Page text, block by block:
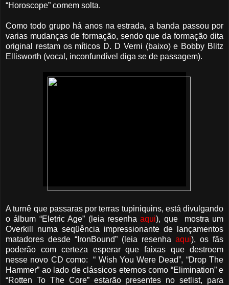
“Horoscope” comem solta.
Como todo grupo há anos na estrada, a banda passou por
varias mudanças de formação, sendo que da formação dita
original restam os míticos D. D Verni (baixo) e Bobby Blitz
Ellisworth (vocal, inconfundível diga se de passagem).
A turnê que passaras por terras tupiniquins, está divulgando
o álbum “Eletric Age” (leia resenhaaqui), que mostra um
Overkill numa seqüência impressionante de lançamentos
matadores desde “IronBound” (leia resenha aqui), os fãs
poderão com certeza esperar que faixas que destroem
nesse novo CD como: “ Wish You Were Dead”, “Drop The
Hammer” ao lado de clássicos eternos como “Elimination” e
“Rotten To The Core” estarão presentes no setlist, para